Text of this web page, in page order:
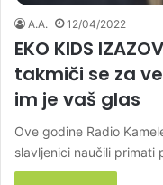
A.A. 12/04/2022
EKO KIDS
takmiči se za
im je vaš glas
Ove godine Radio
slavljenici naučili primati